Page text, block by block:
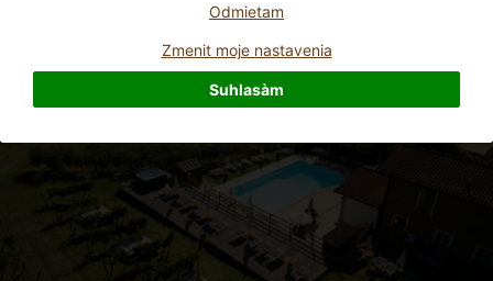
Odmietam
Zmenit moje nastavenia
Suhlasàm